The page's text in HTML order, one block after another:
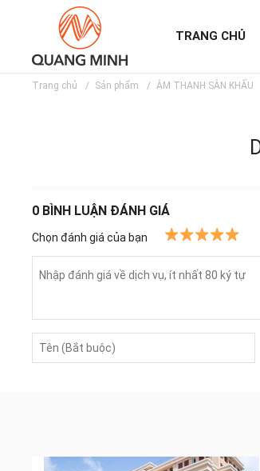
TRANG CHỦ
Trang chủ Sản phẩm ÂM THANH SÂN KHẤU
0 BÌNH LUẬN ĐÁNH GIÁ
Chọn đánh giá của bạn